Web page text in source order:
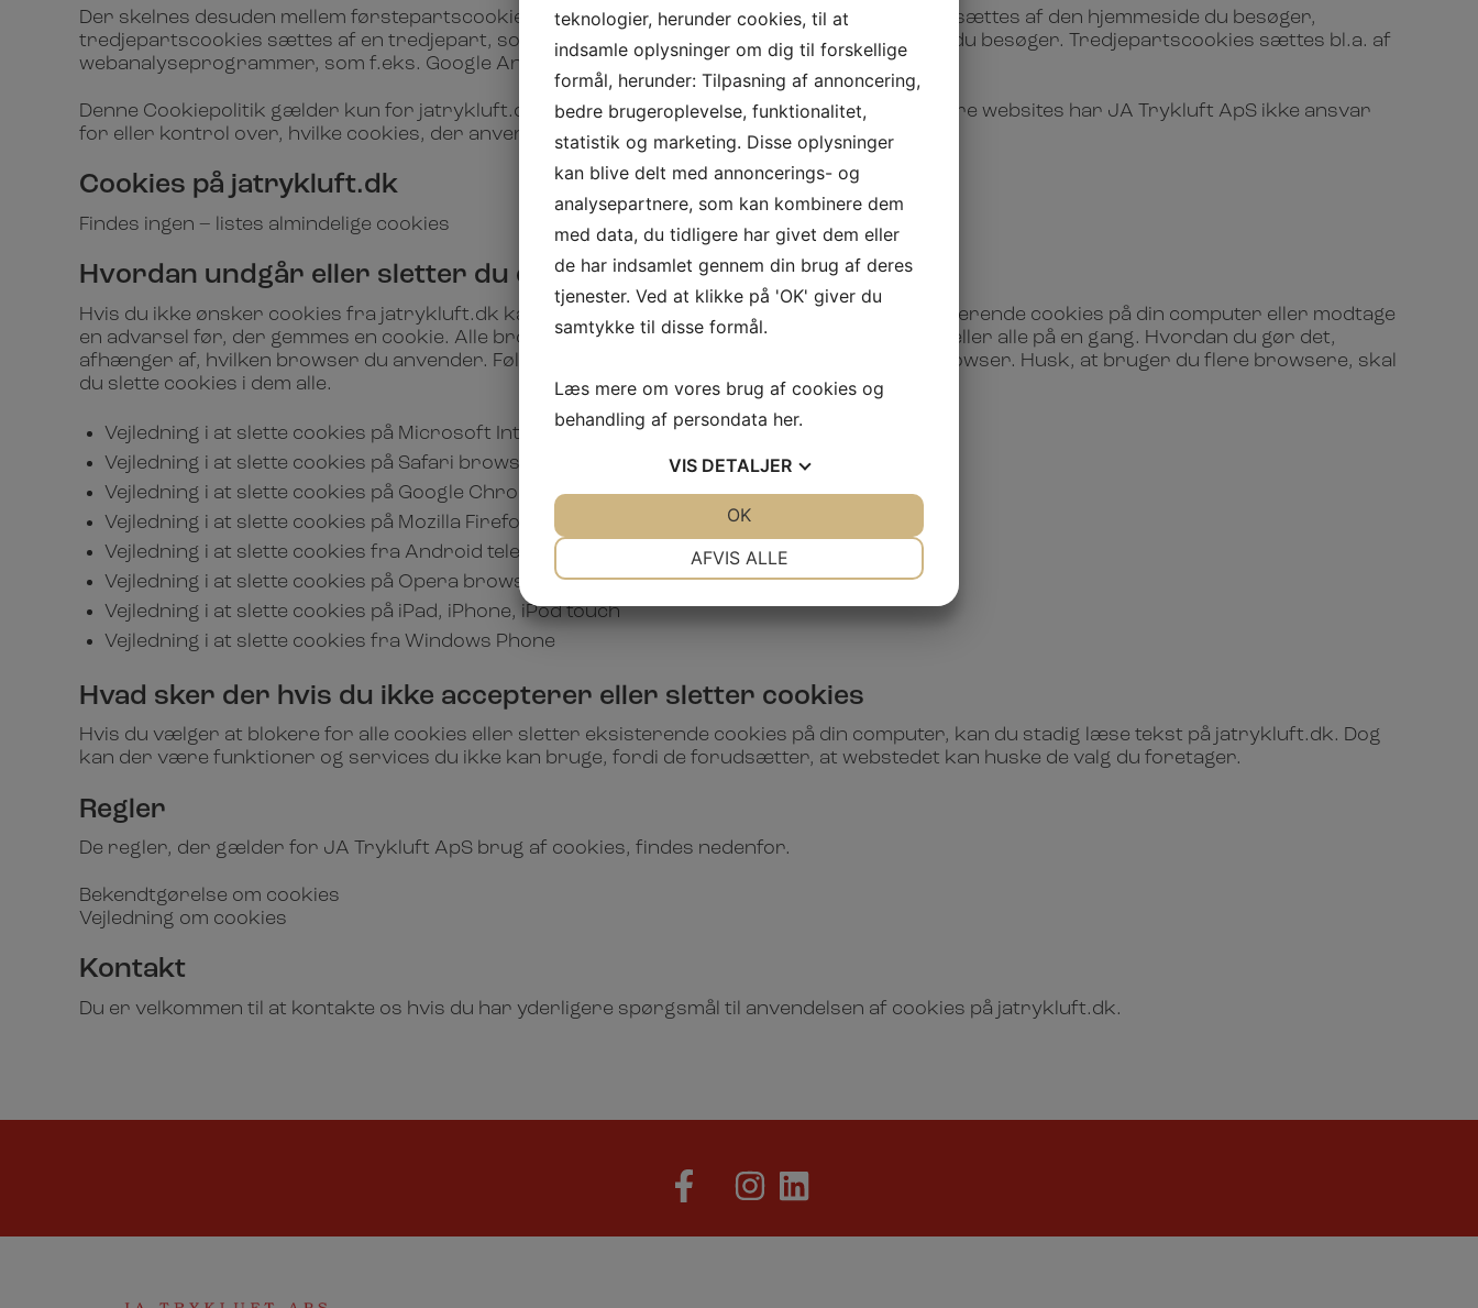
Der skelnes desuden mellem førstepartscookies og tredjepartscookies. Førstepartscookies sættes af den hjemmeside du besøger,
tredjepartscookies sættes af en tredjepart, som har elementer indlejret på den hjemmeside, du besøger. Tredjepartscookies sættes bl.a. af
webanalyseprogrammer, som f.eks. Google Analytics og WebTrends.
Denne Cookiepolitik gælder kun for jatrykluft.dk. Ved klik på funktioner, der navigerer til andre websites har JA Trykluft ApS ikke ansvar
for eller kontrol over, hvilke cookies, der anvendes.
Cookies på jatrykluft.dk
Findes ingen – listes almindelige cookies
Hvordan undgår eller sletter du cookies
Hvis du ikke ønsker cookies fra jatrykluft.dk kan du altid blokere for alle cookies, slette eksisterende cookies på din computer eller modtage
en advarsel før, der gemmes en cookie. Alle browsere tillader, at du sletter cookies enkeltvis eller alle på en gang. Hvordan du gør det,
afhænger af, hvilken browser du anvender. Følg links nedenfor får at få vejledninger til din browser. Husk, at bruger du flere browsere, skal
du slette cookies i dem alle.
Vejledning i at slette cookies på Microsoft Internet Explorer
Vejledning i at slette cookies på Safari browser
Vejledning i at slette cookies på Google Chrome browser
Vejledning i at slette cookies på Mozilla Firefox browser
Vejledning i at slette cookies fra Android telefoner
Vejledning i at slette cookies på Opera browser
Vejledning i at slette cookies på iPad, iPhone, iPod touch
Vejledning i at slette cookies fra Windows Phone
Hvad sker der hvis du ikke accepterer eller sletter cookies
Hvis du vælger at blokere for alle cookies eller sletter eksisterende cookies på din computer, kan du stadig læse tekst på jatrykluft.dk. Dog
kan der være funktioner og services du ikke kan bruge, fordi de forudsætter, at webstedet kan huske de valg du foretager.
Regler
De regler, der gælder for JA Trykluft ApS brug af cookies, findes nedenfor.
Bekendtgørelse om cookies
Vejledning om cookies
Kontakt
Du er velkommen til at kontakte os hvis du har yderligere spørgsmål til anvendelsen af cookies på jatrykluft.dk.
teknologier, herunder cookies, til at
indsamle oplysninger om dig til forskellige
formål, herunder: Tilpasning af annoncering,
bedre brugeroplevelse, funktionalitet,
statistik og marketing. Disse oplysninger
kan blive delt med annoncerings- og
analysepartnere, som kan kombinere dem
med data, du tidligere har givet dem eller
de har indsamlet gennem din brug af deres
tjenester. Ved at klikke på 'OK' giver du
samtykke til disse formål.
Læs mere om vores brug af cookies og
behandling af persondata her.
VIS DETALJER
AFVIS ALLE
OK